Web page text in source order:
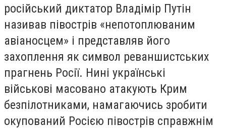
російський диктатор Владімір Путін
називав півострів «непотоплюваним
авіаносцем» і представляв його
захоплення як символ реваншистських
прагнень Росії. Нині українські
військові масовано атакують Крим
безпілотниками, намагаючись зробити
окупований Росією півострів справжнім